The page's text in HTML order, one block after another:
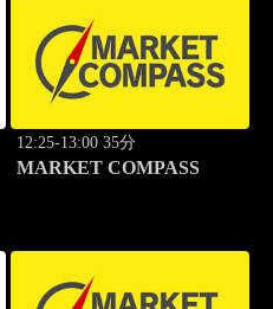
12:25-13:00 35分
MARKET COMPASS